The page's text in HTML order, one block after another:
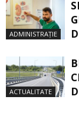
ADMINISTRAȚIE
ACTUALITATE